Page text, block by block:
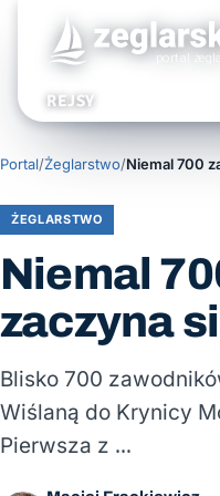
REJSY
Portal/Żeglarstwo/
ŻEGLARSTWO
Niemal
zaczyna
Blisko 700
Wiślaną do Krynicy
Pierwsza z …